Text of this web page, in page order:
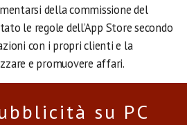
della commissione del
le regole dell’App Store secondo
con i propri clienti e la
e promuovere affari.
su PC